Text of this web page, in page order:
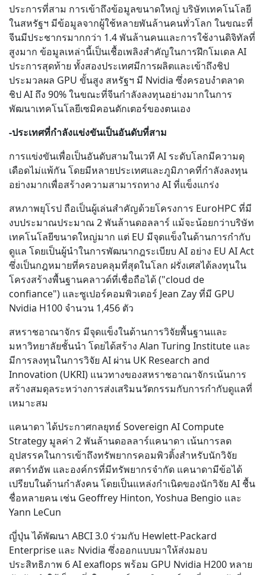
ประการที่สาม การเข้าถึงข้อมูลขนาดใหญ่ บริษัทเทคโนโลยี
ในสหรัฐฯ มีข้อมูลจากผู้ใช้หลายพันล้านคนทั่วโลก ในขณะที่
จีนมีประชากรมากกว่า 1.4 พันล้านคนและการใช้งานดิจิทัลที่
สูงมาก ข้อมูลเหล่านี้เป็นเชื้อเพลิงสำคัญในการฝึกโมเดล AI
ประการสุดท้าย ทั้งสองประเทศมีการผลิตและเข้าถึงชิป
ประมวลผล GPU ขั้นสูง สหรัฐฯ มี Nvidia ซึ่งครอบงำตลาด
ชิป AI ถึง 90% ในขณะที่จีนกำลังลงทุนอย่างมากในการ
พัฒนาเทคโนโลยีเซมิคอนดักเตอร์ของตนเอง
-ประเทศที่กำลังแข่งขันเป็นอันดับที่สาม
การแข่งขันเพื่อเป็นอันดับสามในเวที AI ระดับโลกมีความดุ
เดือดไม่แพ้กัน โดยมีหลายประเทศและภูมิภาคที่กำลังลงทุน
อย่างมากเพื่อสร้างความสามารถทาง AI ที่แข็งแกร่ง
สหภาพยุโรป ถือเป็นผู้เล่นสำคัญด้วยโครงการ EuroHPC ที่มี
งบประมาณประมาณ 2 พันล้านดอลลาร์ แม้จะน้อยกว่าบริษัท
เทคโนโลยีขนาดใหญ่มาก แต่ EU มีจุดแข็งในด้านการกำกับ
ดูแล โดยเป็นผู้นำในการพัฒนากฎระเบียบ AI อย่าง EU AI Act
ซึ่งเป็นกฎหมายที่ครอบคลุมที่สุดในโลก ฝรั่งเศสได้ลงทุนใน
โครงสร้างพื้นฐานคลาวด์ที่เชื่อถือได้ ("cloud de
confiance") และซูเปอร์คอมพิวเตอร์ Jean Zay ที่มี GPU
Nvidia H100 จำนวน 1,456 ตัว
สหราชอาณาจักร มีจุดแข็งในด้านการวิจัยพื้นฐานและ
มหาวิทยาลัยชั้นนำ โดยได้สร้าง Alan Turing Institute และ
มีการลงทุนในการวิจัย AI ผ่าน UK Research and
Innovation (UKRI) แนวทางของสหราชอาณาจักรเน้นการ
สร้างสมดุลระหว่างการส่งเสริมนวัตกรรมกับการกำกับดูแลที่
เหมาะสม
แคนาดา ได้ประกาศกลยุทธ์ Sovereign AI Compute
Strategy มูลค่า 2 พันล้านดอลลาร์แคนาดา เน้นการลด
อุปสรรคในการเข้าถึงทรัพยากรคอมพิวติ้งสำหรับนักวิจัย
สตาร์ทอัพ และองค์กรที่มีทรัพยากรจำกัด แคนาดามีข้อได้
เปรียบในด้านกำลังคน โดยเป็นแหล่งกำเนิดของนักวิจัย AI ชื้น
ชื่อหลายคน เช่น Geoffrey Hinton, Yoshua Bengio และ
Yann LeCun
ญี่ปุ่น ได้พัฒนา ABCI 3.0 ร่วมกับ Hewlett-Packard
Enterprise และ Nvidia ซึ่งออกแบบมาให้ส่งมอบ
ประสิทธิภาพ 6 AI exaflops พร้อม GPU Nvidia H200 หลาย